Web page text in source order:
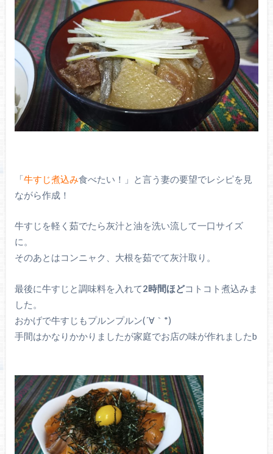
「牛すじ煮込み食べたい！」と言う妻の要望でレシピを見
ながら作成！
牛すじを軽く茹でたら灰汁と油を洗い流して一口サイズ
に。
そのあとはコンニャク、大根を茹でて灰汁取り。
最後に牛すじと調味料を入れて2時間ほどコトコト煮込みま
した。
おかげで牛すじもプルンプルン(´∀｀*)
手間はかなりかかりましたが家庭でお店の味が作れましたb